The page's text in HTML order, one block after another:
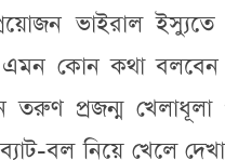
ভাইরাল
এমন কোন কথা
তরুণ প্রজন্ম
বল নিয়ে খেলে